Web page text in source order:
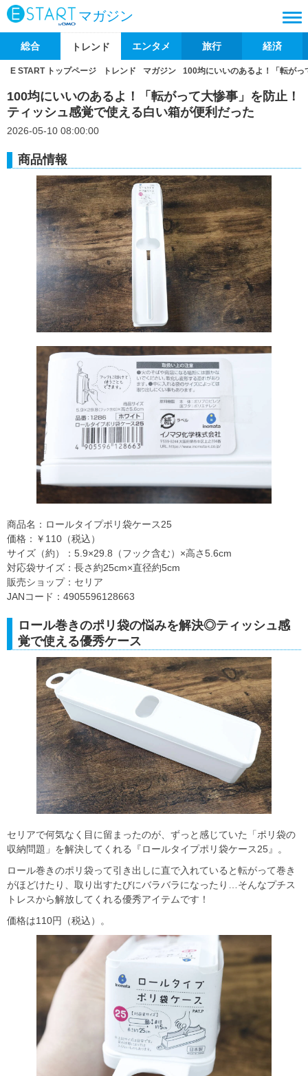
マガジン
総合 トレンド エンタメ 旅行 経済
E START トップページ トレンド マガジン 100均にいいのあるよ！「転が
100均にいいのあるよ！「転がって大惨事」を防止！
ティッシュ感覚で使える白い箱が便利だった
2026-05-10 08:00:00
商品情報
商品名：ロールタイプポリ袋ケース25
価格：￥110（税込）
サイズ（約）：5.9×29.8（フック含む）×高さ5.6cm
対応袋サイズ：長さ約25cm×直径約5cm
販売ショップ：セリア
JANコード：4905596128663
ロール巻きのポリ袋の悩みを解決◎ティッシュ感
覚で使える優秀ケース
セリアで何気なく目に留まったのが、ずっと感じていた「ポリ袋の
収納問題」を解決してくれる『ロールタイプポリ袋ケース25』。
ロール巻きのポリ袋って引き出しに直で入れていると転がって巻き
がほどけたり、取り出すたびにバラバラになったり…そんなプチス
トレスから解放してくれる優秀アイテムです！
価格は110円（税込）。